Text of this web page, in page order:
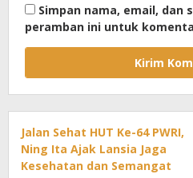
Simpan nama, email, dan
peramban ini untuk
Jalan Sehat HUT Ke-64 PWRI,
Ning Ita Ajak Lansia Jaga
Kesehatan dan Semangat